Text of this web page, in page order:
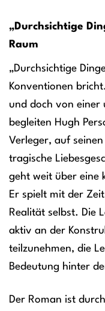
„Durchsichtige
Raum
„Durchsichtige
Konventionen
und doch von einer
begleiten Hugh
Verleger, auf
tragische
geht weit über eine
Er spielt mit der
Realität selbst. Die
aktiv an der
teilzunehmen, die
Bedeutung hinter
Der Roman ist